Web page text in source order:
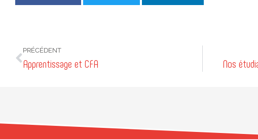
PRÉCÉDENT
Apprentissage et CFA Nos